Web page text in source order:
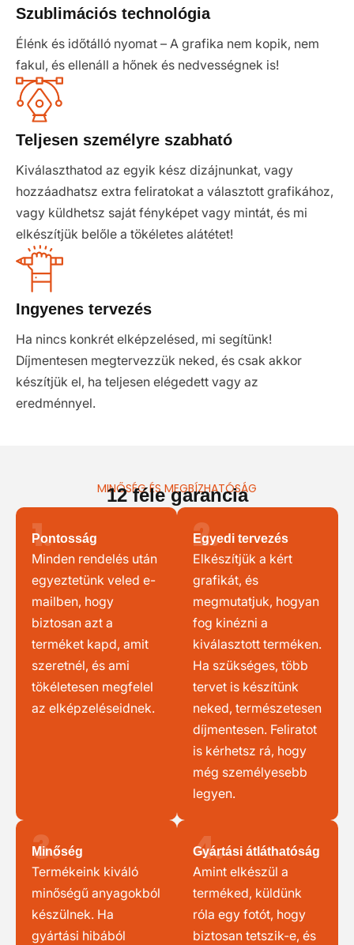
Szublimációs technológia
Élénk és időtálló nyomat – A grafika nem kopik, nem
fakul, és ellenáll a hőnek és nedvességnek is!
Teljesen személyre szabható
Kiválaszthatod az egyik kész dizájnunkat, vagy
hozzáadhatsz extra feliratokat a választott grafikához,
vagy küldhetsz saját fényképet vagy mintát, és mi
elkészítjük belőle a tökéletes alátétet!
Ingyenes tervezés
Ha nincs konkrét elképzelésed, mi segítünk!
Díjmentesen megtervezzük neked, és csak akkor
készítjük el, ha teljesen elégedett vagy az
eredménnyel.
MINŐSÉG ÉS MEGBÍZHATÓSÁG
12 féle garancia
1.
Pontosság
Minden rendelés után
egyeztetünk veled e-
mailben, hogy
biztosan azt a
terméket kapd, amit
szeretnél, és ami
tökéletesen megfelel
az elképzeléseidnek.
2.
Egyedi tervezés
Elkészítjük a kért
grafikát, és
megmutatjuk, hogyan
fog kinézni a
kiválasztott terméken.
Ha szükséges, több
tervet is készítünk
neked, természetesen
díjmentesen. Feliratot
is kérhetsz rá, hogy
még személyesebb
legyen.
3.
Minőség
Termékeink kiváló
minőségű anyagokból
készülnek. Ha
gyártási hibából
4.
Gyártási átláthatóság
Amint elkészül a
terméked, küldünk
róla egy fotót, hogy
biztosan tetszik-e, és